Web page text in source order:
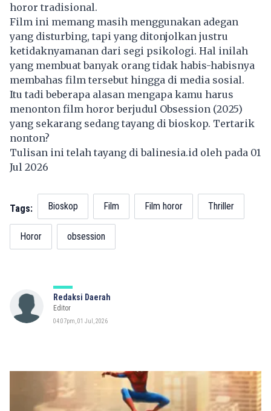
horor tradisional.
Film ini memang masih menggunakan adegan
yang disturbing, tapi yang ditonjolkan justru
ketidaknyamanan dari segi psikologi. Hal inilah
yang membuat banyak orang tidak habis-habisnya
membahas film tersebut hingga di media sosial.
Itu tadi beberapa alasan mengapa kamu harus
menonton film horor berjudul Obsession (2025)
yang sekarang sedang tayang di bioskop. Tertarik
nonton?
Tulisan ini telah tayang dibalinesia.id oleh pada 01
Jul 2026
Tags: Bioskop Film Film horor Thriller
Horor obsession
Redaksi Daerah
Editor
04:07pm, 01 Jul, 2026